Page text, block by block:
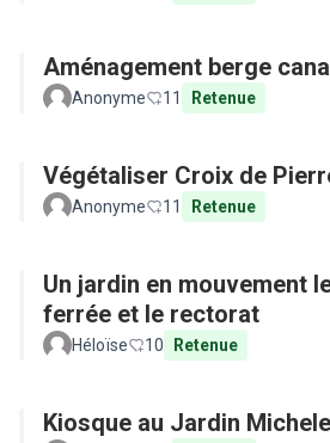
Aménagement berge
Anonyme 11 Retenue
Végétaliser Croix de
Anonyme 11 Retenue
Un jardin en mouvement
ferrée et le rectorat
Héloïse 10 Retenue
Kiosque au Jardin